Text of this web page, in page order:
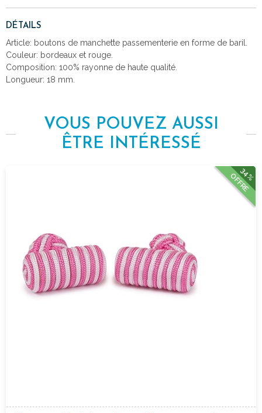
DÉTAILS
Article: boutons de manchette passementerie en forme de baril.
Couleur: bordeaux et rouge.
Composition: 100% rayonne de haute qualité.
Longueur: 18 mm.
VOUS POUVEZ AUSSI
ÊTRE INTÉRESSÉ
34%
OFFRE